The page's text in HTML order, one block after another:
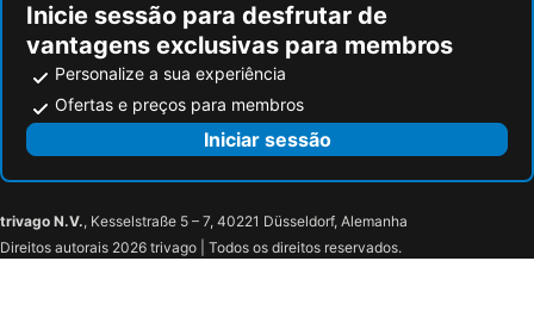
Inicie sessão para desfrutar de
vantagens exclusivas para membros
Personalize a sua experiência
Ofertas e preços para membros
Iniciar sessão
trivago N.V., Kesselstraße 5 – 7, 40221 Düsseldorf, Alemanha
Direitos autorais 2026 trivago | Todos os direitos reservados.